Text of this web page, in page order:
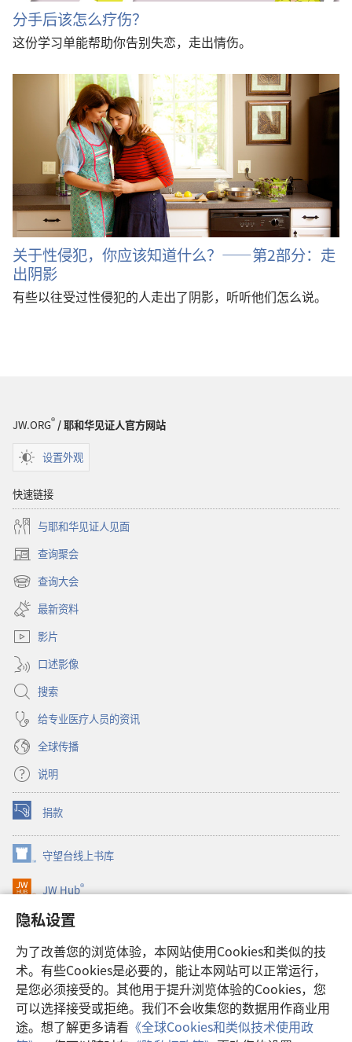
隐私设置
为了改善您的浏览体验，本网站使用Cookies和类似的技
术。有些Cookies是必要的，能让本网站可以正常运行，
是您必须接受的。其他用于提升浏览体验的Cookies，您
可以选择接受或拒绝。我们不会收集您的数据用作商业用
途。想了解更多请看 《全球Cookies和类似技术使用政
分手后该怎么疗伤？
这份学习单能帮助你告别失恋，走出情伤。
关于性侵犯，你应该知道什么？——第2部分：走
出阴影
有些以往受过性侵犯的人走出了阴影，听听他们怎么说。
JW.ORG® / 耶和华见证人官方网站
设置外观
快速链接
与耶和华见证人见面
查询聚会
（打
开
新
窗
口）
查询大会
（打
开
新
窗
口）
最新资料
影片
口述影像
搜索
给专业医疗人员的资讯
全球传播
说明
捐款
（打
开
新
窗
口）
守望台线上书库
（打
开
新
口）
JW Hub®
（打
开
新
窗
口）
JW Library®
Watchtower Library